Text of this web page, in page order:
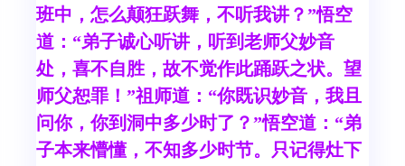
班中，怎么颠狂跃舞，不听我讲？”悟空
道：“弟子诚心听讲，听到老师父妙音
处，喜不自胜，故不觉作此踊跃之状。望
师父恕罪！”祖师道：“你既识妙音，我且
问你，你到洞中多少时了？”悟空道：“弟
子本来懵懂，不知多少时节。只记得灶下